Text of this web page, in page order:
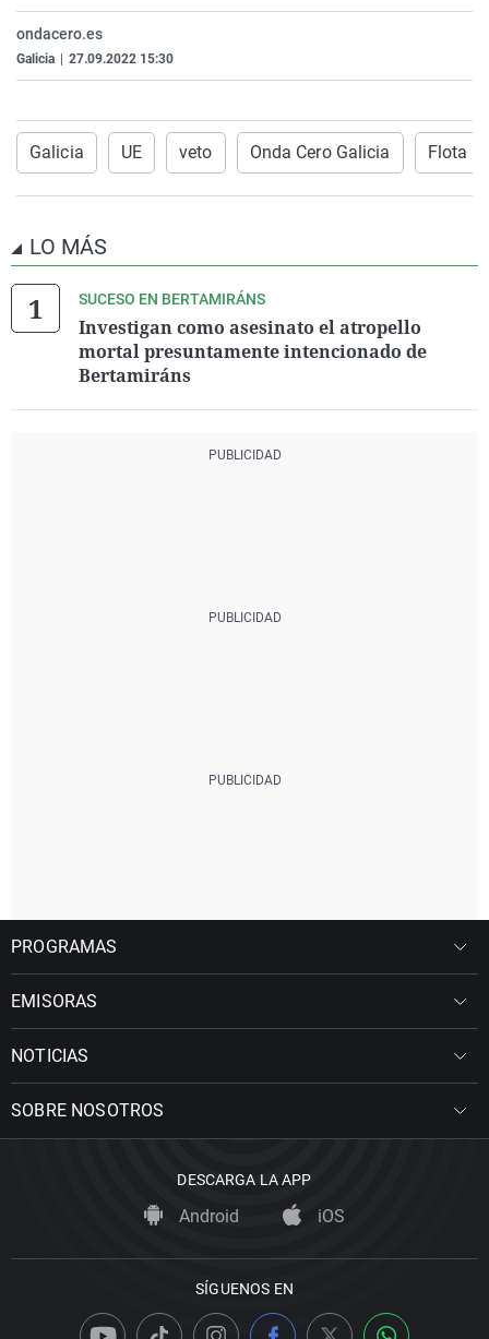
ondacero.es
Galicia 27.09.2022 15:30
Galicia UE veto Onda Cero Galicia Flota
LO MÁS
SUCESO EN BERTAMIRÁNS
Investigan como asesinato el atropello
mortal presuntamente intencionado de
Bertamiráns
PROGRAMAS
EMISORAS
NOTICIAS
SOBRE NOSOTROS
DESCARGA LA APP
Android iOS
SÍGUENOS EN